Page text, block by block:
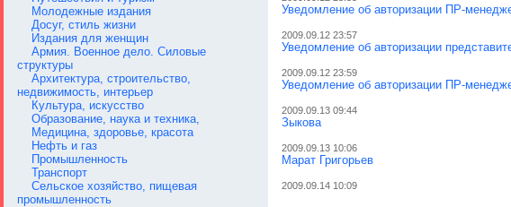
Молодежные издания
Досуг, стиль жизни
Издания для женщин
Армия. Военное дело. Силовые
структуры
Архитектура, строительство,
недвижимость, интерьер
Культура, искусство
Образование, наука и техника,
Медицина, здоровье, красота
Нефть и газ
Промышленность
Транспорт
Сельское хозяйство, пищевая
промышленность
Уведомление об авторизации ПР-
2009.09.12 23:57
Уведомление об авторизации
2009.09.12 23:59
Уведомление об авторизации ПР-
2009.09.13 09:44
Зыкова
2009.09.13 10:06
Марат Григорьев
2009.09.14 10:09